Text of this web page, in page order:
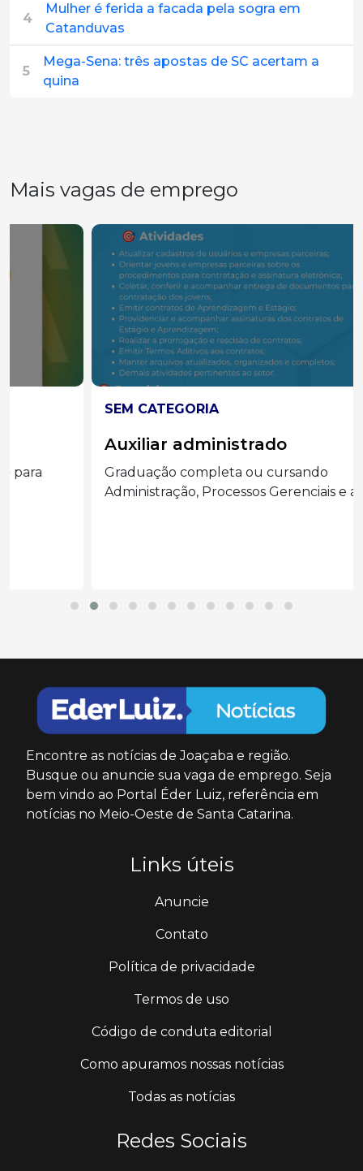
4
Mulher é ferida a facada pela sogra em
Catanduvas
5
Mega-Sena: três apostas de SC acertam a
quina
Mais vagas de emprego
SEM CATEGORIA
Auxiliar administrado
Graduação completa ou cursando
Administração, Processos Gerenciais e áreas...
Encontre as notícias de Joaçaba e região.
Busque ou anuncie sua vaga de emprego. Seja
bem vindo ao Portal Éder Luiz, referência em
notícias no Meio-Oeste de Santa Catarina.
Links úteis
Anuncie
Contato
Política de privacidade
Termos de uso
Código de conduta editorial
Como apuramos nossas notícias
Todas as notícias
Redes Sociais